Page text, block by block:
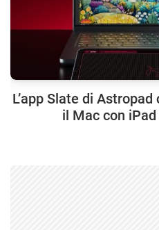
L’app Slate di
il Mac con